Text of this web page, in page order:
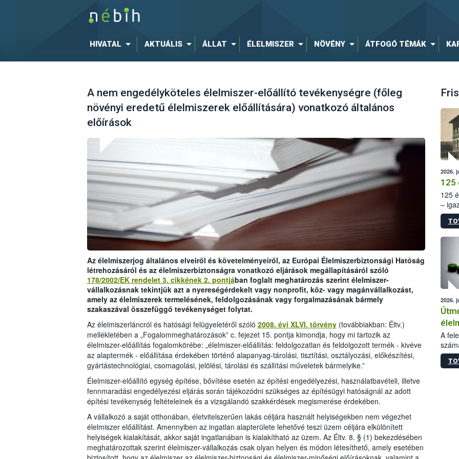
HIVATAL AKTUÁLIS ÁLLAT ÉLELMISZER NÖVÉNY ÁTFOGÓ TÉMÁK
A nem engedélyköteles élelmiszer-előállító tevékenységre (főleg
növényi eredetű élelmiszerek előállítására) vonatkozó általános
előírások
Az élelmiszerjog általános elveiről és követelményeiről, az Európai Élelmiszerbiztonsági Hatóság
létrehozásáról és az élelmiszerbiztonságra vonatkozó eljárások megállapításáról szóló
178/2002/EK rendelet 3. cikkének 2. pontjában foglalt meghatározás szerint élelmiszer-
vállalkozásnak tekintjük azt a nyereségérdekelt vagy nonprofit, köz- vagy magánvállalkozást,
amely az élelmiszerek termelésének, feldolgozásának vagy forgalmazásának bármely
szakaszával összefüggő tevékenységet folytat.
Az élelmiszerláncról és hatósági felügyeletéről szóló 2008. évi XLVI. törvény(továbbiakban: Éltv.)
mellékletében a „Fogalommeghatározások” c. fejezet 15. pontja kimondja, hogy mi tartozik az
élelmiszer-előállítás fogalomkörébe: „élelmiszer-előállítás: feldolgozatlan és feldolgozott termék - kivéve
az alaptermék - előállítása érdekében történő alapanyag-tárolási, tisztítási, osztályozási, előkészítési,
gyártástechnológiai, csomagolási, jelölési, tárolási és szállítási műveletek bármelyike.”
Élelmiszer-előállító egység építése, bővítése esetén az építési engedélyezési, használatbavételi, illetve
fennmaradási engedélyezési eljárás során tájékozódni szükséges az építésügyi hatóságnál az adott
építési tevékenység feltételeinek és a vizsgálandó szakkérdések megismerése érdekében.
A vállalkozó a saját otthonában, életvitelszerűen lakás céljára használt helyiségekben nem végezhet
élelmiszer előállítást. Amennyiben az ingatlan alapterülete lehetővé teszi üzem céljára elkülönített
helyiségek kialakítását, akkor saját ingatlanában is kialakítható az üzem. Az Éltv. 8. § (1) bekezdésében
meghatározottak szerint élelmiszer-vállalkozás csak olyan helyen és módon létesíthető, amely esetében
2026.
125
125
–
15.
2026.
A